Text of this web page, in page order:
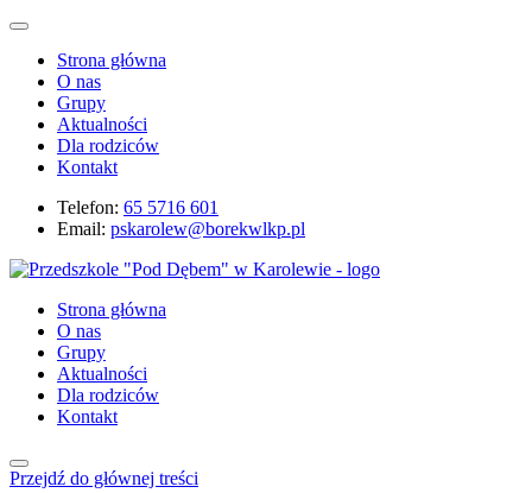
Strona główna
O nas
Grupy
Aktualności
Dla rodziców
Kontakt
Telefon: 65 5716 601
Email: pskarolew@borekwlkp.pl
Strona główna
O nas
Grupy
Aktualności
Dla rodziców
Kontakt
Przejdź do głównej treści